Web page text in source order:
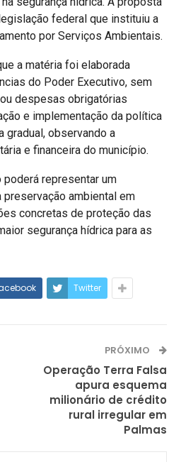
federal que instituiu a
por Serviços Ambientais.
a matéria foi elaborada
do Poder Executivo, sem
despesas obrigatórias
e implementação da política
gradual, observando a
e financeira do município.
poderá representar um
preservação ambiental em
concretas de proteção das
segurança hídrica para as
Twitter
PRÓXIMO
Operação Terra Falsa
apura esquema
milionário de crédito
rural irregular em
Palmas